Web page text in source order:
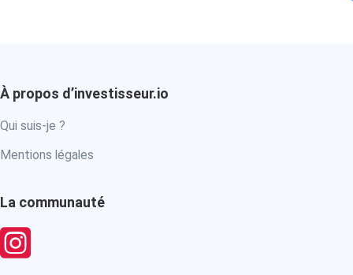
À propos d’investisseur.io
Qui suis-je ?
Mentions légales
La communauté